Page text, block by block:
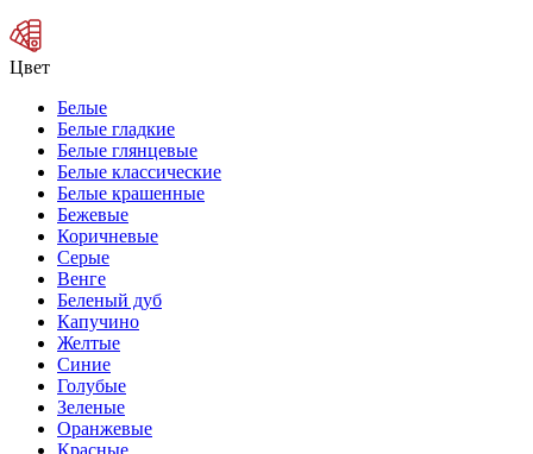
Цвет
Белые
Белые гладкие
Белые глянцевые
Белые классические
Белые крашенные
Бежевые
Коричневые
Серые
Венге
Беленый дуб
Капучино
Желтые
Синие
Голубые
Зеленые
Оранжевые
Красные